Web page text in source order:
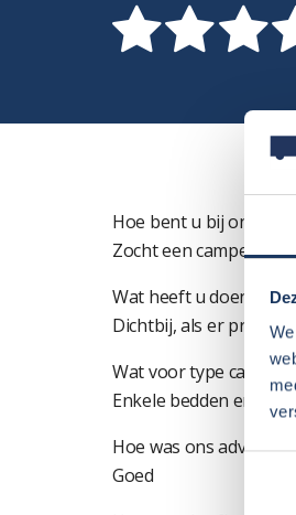
Hoe bent u bij ons
Zocht een camper
Wat heeft u doen
Dichtbij, als er
Wat voor type camper
Enkele bedden en
Hoe was ons advies
Goed